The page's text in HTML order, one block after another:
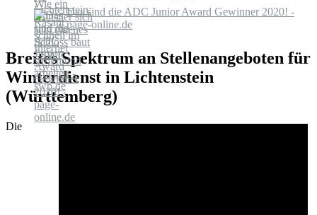
Das sind die ADC Junior Award Gewinner 2020! -
page-online.de
Breites Spektrum an Stellenangeboten für
Winterdienst in Lichtenstein
(Württemberg)
Die